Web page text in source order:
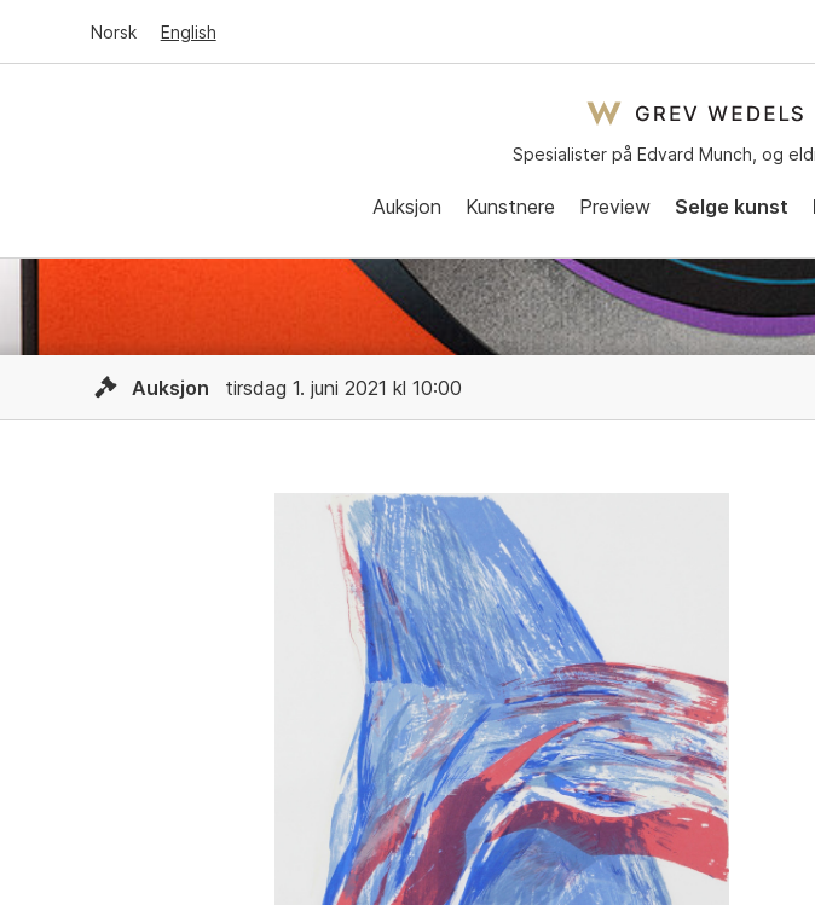
Norsk English
Spesialister på Edvard Munch, og
Auksjon Kunstnere Preview Selge kunst
Auksjon tirsdag 1. juni 2021 kl 10:00